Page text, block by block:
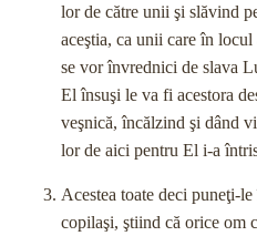
lor de către unii şi slăvind
aceştia, ca unii care în
se vor învrednici de slava
El însuşi le va fi acestora
veşnică, încălzind şi dând
lor de aici pentru El i-a
Acestea toate deci puneţi-
copilaşi, ştiind că orice om